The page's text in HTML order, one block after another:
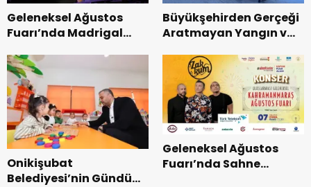
Geleneksel Ağustos
Fuarı’nda Madrigal
Büyükşehirden Gerçeği
Aratmayan Yangın ve
Onikişubat
Belediyesi’nin Gündüz
Geleneksel Ağustos
Fuarı’nda Sahne